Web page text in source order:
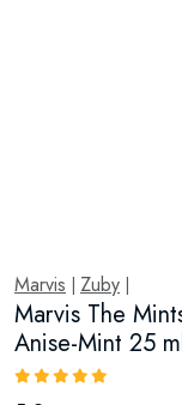
Marvis Zuby
Marvis The
Anise-Mint 25